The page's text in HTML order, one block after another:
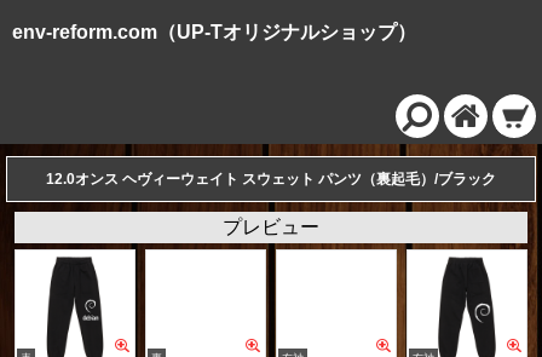
env-reform.com（UP-Tオリジナルショップ）
12.0オンス ヘヴィーウェイト スウェット パンツ（裏起毛）/ブラック
プレビュー